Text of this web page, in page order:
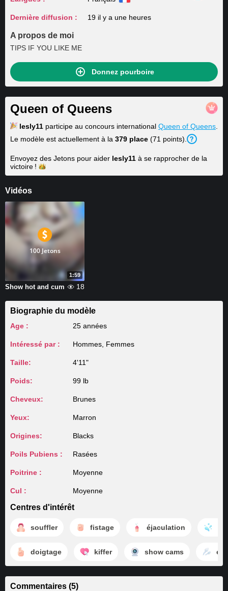
Dernière diffusion : 19 il y a une heures
A propos de moi
TIPS IF YOU LIKE ME
Donnez pourboire
Queen of Queens
lesly11 participe au concours international Queen of Queens
Le modèle est actuellement à la 379 place (71 points).
Envoyez des Jetons pour aider lesly11 à se rapprocher de la
victoire !
Vidéos
1:59
100 Jetons
Show hot and cum 18
Biographie du modèle
Age : 25 années
Intéressé par : Hommes, Femmes
Taille: 4'11"
Poids: 99 lb
Cheveux: Brunes
Yeux: Marron
Origines: Blacks
Poils Pubiens : Rasées
Poitrine : Moyenne
Cul : Moyenne
Centres d'intérêt
souffler fistage éjaculation
doigtage kiffer show cams
Commentaires (5)